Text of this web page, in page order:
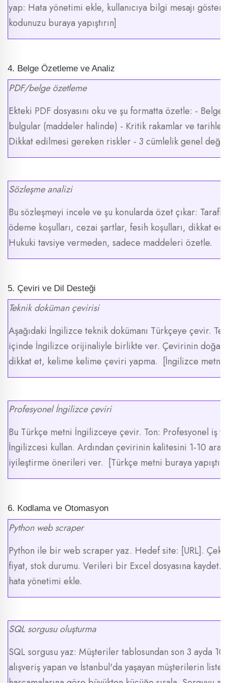
yap: Hata yönetimi ekle, kullanıcıya bilgi mesajı
kodunuzu buraya yapıştırın]
4. Belge Özetleme ve Analiz
PDF/belge özetleme
Ekteki PDF dosyasını oku ve şu formatta özetle: -
bulgular (maddeler halinde) - Kritik rakamlar ve tarihler
Dikkat edilmesi gereken riskler - 3 cümlelik genel
Sözleşme analizi
Bu sözleşmeyi incele ve şu konularda özet çıkar:
ödeme koşulları, cezai şartlar, fesih koşulları, dikkat
Hukuki tavsiye vermeden, sadece maddeleri özetle.
5. Çeviri ve Dil Desteği
Teknik doküman çevirisi
Aşağıdaki İngilizce teknik dokümanı Türkçeye çevir.
içinde İngilizce orijinaliyle birlikte ver. Çevirinin doğal
dikkat et, kelime kelime çeviri yapma. [İngilizce metni
Profesyonel İngilizce çeviri
Bu Türkçe metni İngilizceye çevir. Ton: Profesyonel iş
İngilizcesi kullan. Ardından çevirinin kalitesini 1-10
iyileştirme önerileri ver. [Türkçe metni buraya
6. Kodlama ve Otomasyon
Python web scraper
Python ile bir web scraper yaz. Hedef site: [URL].
fiyat, stok durumu. Verileri bir Excel dosyasına kaydet.
hata yönetimi ekle.
SQL sorgusu oluşturma
SQL sorgusu yaz: Müşteriler tablosundan son 3 ayda
alışveriş yapan ve İstanbul'da yaşayan müşterilerin